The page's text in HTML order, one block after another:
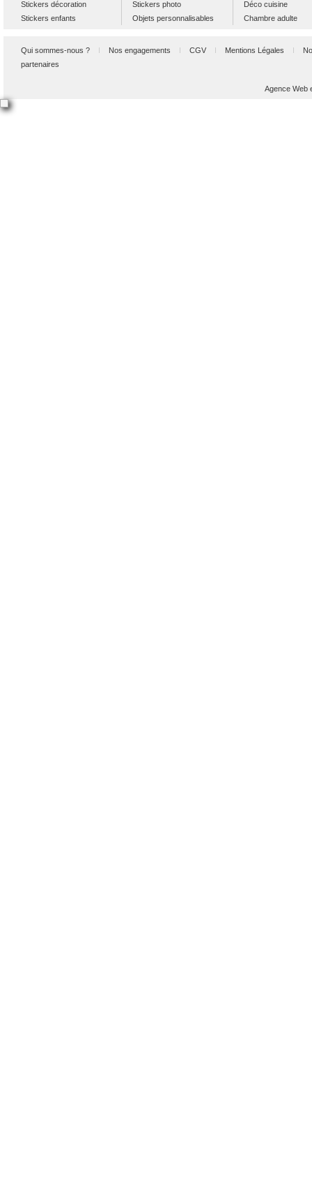
Stickers décoration
Stickers enfants
Stickers photo
Objets personnalisables
Déco cuisine
Chambre adulte
Qui sommes-nous ? Nos engagements CGV Mentions Légales
partenaires
Agence Web